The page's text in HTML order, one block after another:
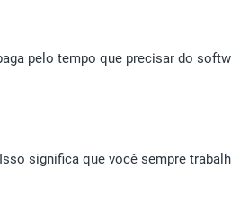
pelo tempo que precisar do
significa que você sempre